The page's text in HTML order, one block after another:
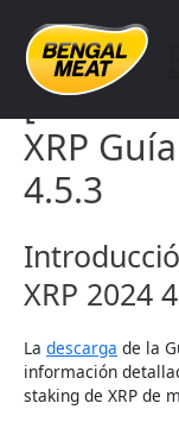
content
XRP
4.5.3
XRP 2024
La descarga de la
información
staking de XRP de